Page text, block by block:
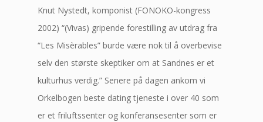
Knut Nystedt, komponist (FONOKO-kongress
2002) “(Vivas) gripende forestilling av utdrag fra
“Les Misèrables” burde være nok til å overbevise
selv den største skeptiker om at Sandnes er et
kulturhus verdig.” Senere på dagen ankom vi
Orkelbogen beste dating tjeneste i over 40 som
er et friluftssenter og konferansesenter som er